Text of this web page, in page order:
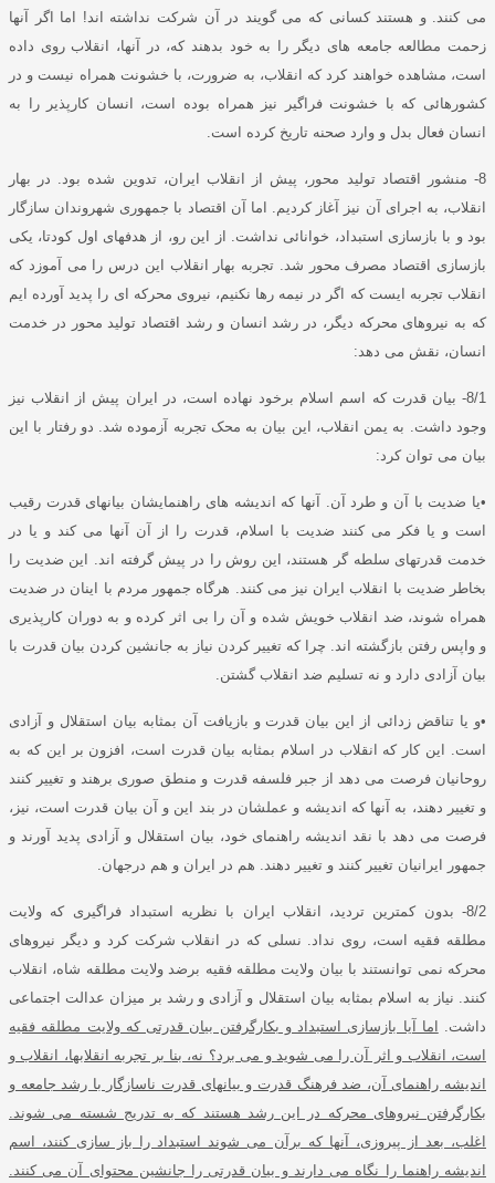
می کنند
.و هستند کسانی که می گویند در آن شرکت نداشته اند !
اما اگر آنها
زحمت مطالعه جامعه های دیگر را به خود بدهند که، در آنها، انقلاب روی داده
است، مشاهده خواهند کرد که انقلاب، به ضرورت، با خشونت همراه نیست و در
کشورهائی که با خشونت فراگیر نیز همراه بوده است، انسان کارپذیر را به
انسان فعال بدل و وارد صحنه تاریخ کرده است
8- منشور اقتصاد تولید محور، پیش از انقلاب ایران، تدوین شده بود
در بهار
انقلاب، به اجرای آن نیز آغاز کردیم
اما آن اقتصاد با جمهوری شهروندان سازگار
بود و با بازسازی استبداد، خوانائی نداشت
از این رو، از هدفهای اول کودتا، یکی
بازسازی اقتصاد مصرف محور شد
تجربه بهار انقلاب این درس را می آموزد که
انقلاب تجربه ایست که اگر در نیمه رها نکنیم، نیروی محرکه ای را پدید آورده ایم
که به نیروهای محرکه دیگر، در رشد انسان و رشد اقتصاد تولید محور در خدمت
انسان، نقش می دهد :
8/1-
بیان قدرت که اسم اسلام برخود نهاده است، در ایران پیش از انقلاب نیز
وجود داشت
به یمن انقلاب، این بیان به محک تجربه آزموده شد
دو رفتار با این
بیان می توان کرد :
•یا ضدیت با آن و طرد آن
آنها که اندیشه های راهنمایشان بیانهای قدرت رقیب
است و یا فکر می کنند ضدیت با اسلام، قدرت را از آن آنها می کند و یا در
خدمت قدرتهای سلطه گر هستند، این روش را در پیش گرفته اند
این ضدیت را
بخاطر ضدیت با انقلاب ایران نیز می کنند
هرگاه جمهور مردم با اینان در ضدیت
همراه شوند، ضد انقلاب خویش شده و آن را بی اثر کرده و به دوران کارپذیری
و واپس رفتن بازگشته اند
چرا که تغییر کردن نیاز به جانشین کردن بیان قدرت با
بیان آزادی دارد و نه تسلیم ضد انقلاب گشتن
•و یا تناقض زدائی از این بیان قدرت و بازیافت آن بمثابه بیان استقلال و آزادی
است
این کار که انقلاب در اسلام بمثابه بیان قدرت است، افزون بر این که به
روحانیان فرصت می دهد از جبر فلسفه قدرت و منطق صوری برهند و تغییر کنند
و تغییر دهند، به آنها که اندیشه و عملشان در بند این و آن بیان قدرت است، نیز،
فرصت می دهد با نقد اندیشه راهنمای خود، بیان استقلال و آزادی پدید آورند و
جمهور ایرانیان تغییر کنند و تغییر دهند
هم در ایران و هم درجهان
8/2-
بدون کمترین تردید، انقلاب ایران با نظریه استبداد فراگیری که ولایت
مطلقه فقیه است، روی نداد
نسلی که در انقلاب شرکت کرد و دیگر نیروهای
محرکه نمی توانستند با بیان ولایت مطلقه فقیه برضد ولایت مطلقه شاه، انقلاب
کنند
نیاز به اسلام بمثابه بیان استقلال و آزادی و رشد بر میزان عدالت اجتماعی
داشت
اما آیا بازسازی استبداد و بکارگرفتن بیان قدرتی که ولایت مطلقه فقیه
است، انقلاب و اثر آن را می شوید و می برد؟ نه، بنا بر تجربه انقلابها، انقلاب و
اندیشه راهنمای آن، ضد فرهنگ قدرت و بیانهای قدرت ناسازگار با رشد جامعه و
بکارگرفتن نیروهای محرکه در این رشد هستند که به تدریج شسته می شوند
اغلب، بعد از پیروزی، آنها که برآن می شوند استبداد را باز سازی کنند، اسم
اندیشه راهنما را نگاه می دارند و بیان قدرتی را جانشین محتوای آن می کنند